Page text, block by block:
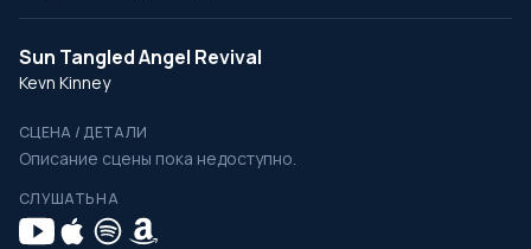
Sun Tangled Angel Revival
Kevn Kinney
СЦЕНА / ДЕТАЛИ
Описание сцены пока недоступно.
СЛУШАТЬ НА